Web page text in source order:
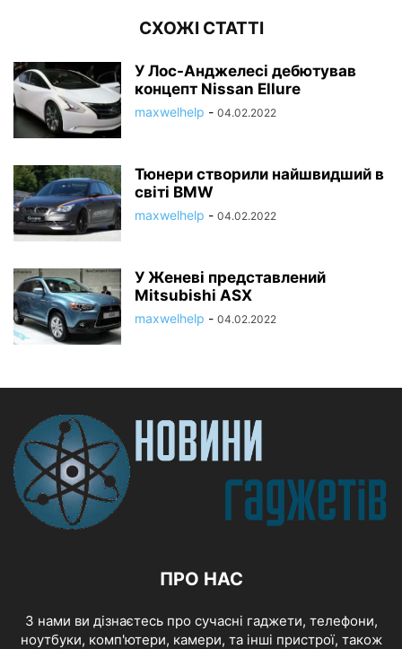
СХОЖІ СТАТТІ
У Лос-Анджелесі дебютував
концепт Nissan Ellure
maxwelhelp - 04.02.2022
Тюнери створили найшвидший в
світі BMW
maxwelhelp - 04.02.2022
У Женеві представлений
Mitsubishi ASX
maxwelhelp - 04.02.2022
ПРО НАС
З нами ви дізнаєтесь про сучасні гаджети, телефони,
ноутбуки, комп'ютери, камери, та інші пристрої, також